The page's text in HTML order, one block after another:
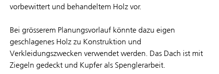
vorbewittert und behandeltem Holz vor.
Bei grösserem Planungsvorlauf könnte dazu eigen
geschlagenes Holz zu Konstruktion und
Verkleidungszwecken verwendet werden. Das Dach ist mit
Ziegeln gedeckt und Kupfer als Spenglerarbeit.